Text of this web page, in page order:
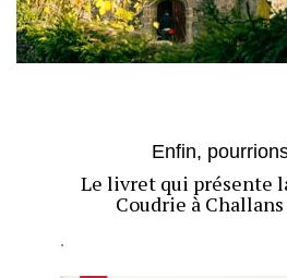
Enfin,
Le livret qui présente
Coudrie à
.